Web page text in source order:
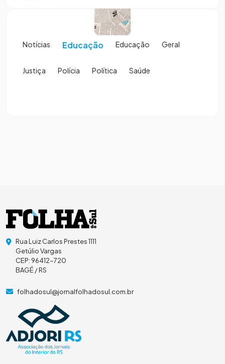
Notícias Educação Educação Geral
Justiça Polícia Política Saúde
Rua Luiz Carlos Prestes 1111
Getúlio Vargas
CEP: 96412-720
BAGÉ / RS
folhadosul@jornalfolhadosul.com.br